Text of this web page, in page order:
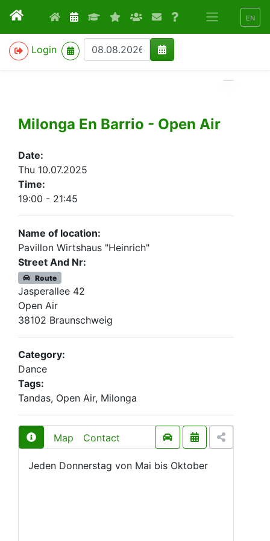
EN
Login
>
Milonga En Barrio - Open Air
Date:
Thu 10.07.2025
Time:
19:00 - 21:45
Name of location:
Pavillon Wirtshaus "Heinrich"
Street And Nr:
Route
Jasperallee 42
Open Air
38102 Braunschweig
Category:
Dance
Tags:
Tandas, Open Air, Milonga
Map Contact
Jeden Donnerstag von Mai bis Oktober